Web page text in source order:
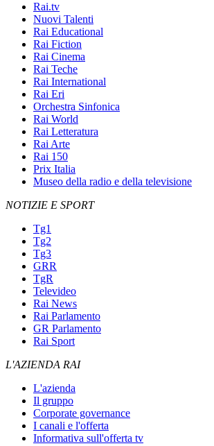
Rai.tv
Nuovi Talenti
Rai Educational
Rai Fiction
Rai Cinema
Rai Teche
Rai International
Rai Eri
Orchestra Sinfonica
Rai World
Rai Letteratura
Rai Arte
Rai 150
Prix Italia
Museo della radio e della televisione
NOTIZIE E SPORT
Tg1
Tg2
Tg3
GRR
TgR
Televideo
Rai News
Rai Parlamento
GR Parlamento
Rai Sport
L'AZIENDA RAI
L'azienda
Il gruppo
Corporate governance
I canali e l'offerta
Informativa sull'offerta tv